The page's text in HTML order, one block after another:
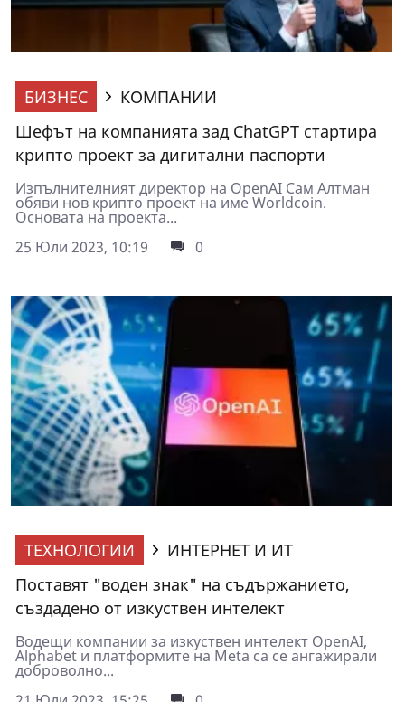
БИЗНЕС
КОМПАНИИ
Шефът на компанията зад ChatGPT стартира
крипто проект за дигитални паспорти
Изпълнителният директор на OpenAI Сам Алтман
обяви нов крипто проект на име Worldcoin.
Основата на проекта...
25 Юли 2023, 10:19
0
ТЕХНОЛОГИИ
ИНТЕРНЕТ И ИТ
Поставят "воден знак" на съдържанието,
създадено от изкуствен интелект
Водещи компании за изкуствен интелект OpenAI,
Alphabet и платформите на Meta са се ангажирали
доброволно...